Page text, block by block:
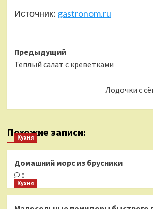
Источник: gastronom.ru
Навигация
записи
Предыдущий
Теплый салат с креветками
Лодочки с
Похожие записи:
Кухня
Домашний морс из брусники
0
Кухня